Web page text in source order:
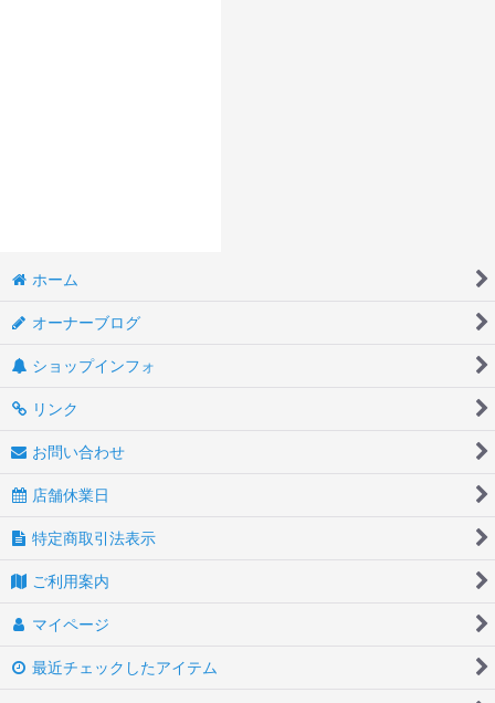
ホーム
オーナーブログ
ショップインフォ
リンク
お問い合わせ
店舗休業日
特定商取引法表示
ご利用案内
マイページ
最近チェックしたアイテム